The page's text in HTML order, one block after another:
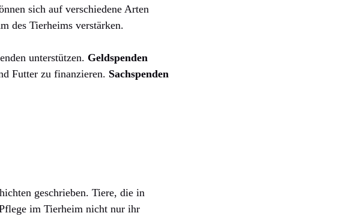
sich auf verschiedene Arten
des Tierheims verstärken.
unterstützen. Geldspenden
Futter zu finanzieren. Sachspenden
geschrieben. Tiere, die in
im Tierheim nicht nur ihr